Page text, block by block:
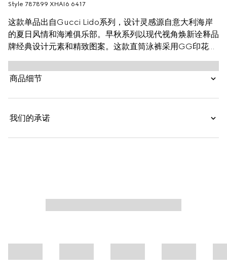
Style ‎787899 XHAI6 6417
这款单品出自Gucci Lido系列，设计灵感源自意大利海岸
的夏日风情和海滩俱乐部。早秋系列以现代视角焕新诠释品
牌经典设计元素和精致图案。这款直筒泳裤采用GG印花尼
龙匠心制作，焕新诠释品牌标志性字母交织图案。配套收纳
袋更添实用功能，助您无忧畅享池畔玩乐时光。
商品细节
我们的承诺